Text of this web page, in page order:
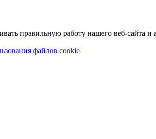
правильную работу нашего веб-сайта и
файлов cookie